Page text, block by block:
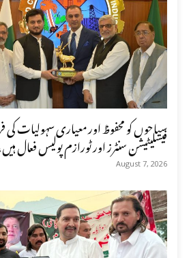
سیاحوں کو محفوظ اور معیاری سہولیات
فیسلیٹیشن سنٹرز اور ٹورازم پولیس فعال
August 7, 2026